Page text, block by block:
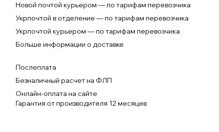
Новой почтой курьером — по тарифам перевозчика
Укрпочтой в отделение — по тарифам перевозчика
Укрпочтой курьером — по тарифам перевозчика
Больше информации о доставке
Послеплата
Безналичный расчет на ФЛП
Онлайн-оплата на сайте
Гарантия от производителя 12 месяцев